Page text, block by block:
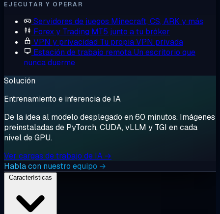
EJECUTAR Y OPERAR
Servidores de juegos Minecraft, CS, ARK y más
Forex y Trading MT5 junto a tu bróker
VPN y privacidad Tu propia VPN privada
Estación de trabajo remota Un escritorio que
nunca duerme
Solución
Entrenamiento e inferencia de IA
De la idea al modelo desplegado en 60 minutos. Imágenes
preinstaladas de PyTorch, CUDA, vLLM y TGI en cada
nivel de GPU.
Ver cargas de trabajo de IA →
Habla con nuestro equipo →